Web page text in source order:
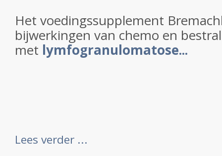
Het voedingssupplement
bijwerkingen van chemo en
met lymfogranulomatose...
Lees verder ...